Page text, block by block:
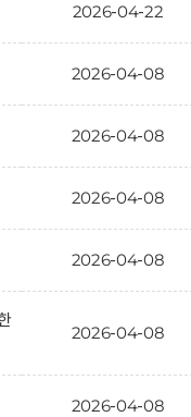
2026-04-22
2026-04-08
2026-04-08
2026-04-08
2026-04-08
2026-04-08
2026-04-08